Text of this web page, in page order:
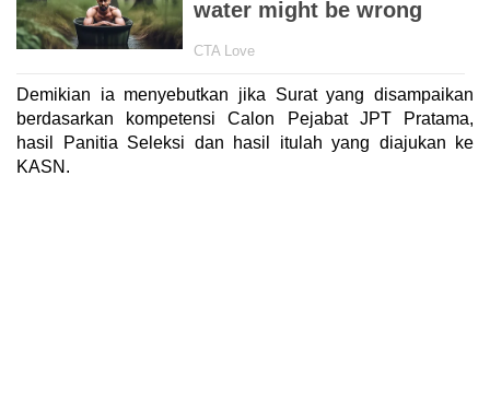
Demikian ia menyebutkan jika Surat yang disampaikan
berdasarkan kompetensi Calon Pejabat JPT Pratama,
hasil Panitia Seleksi dan hasil itulah yang diajukan ke
KASN.